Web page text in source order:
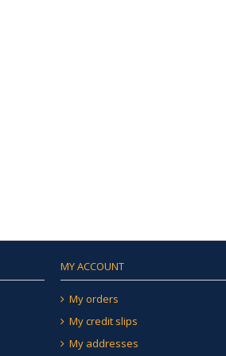
MY ACCOUNT
My orders
My credit slips
My addresses